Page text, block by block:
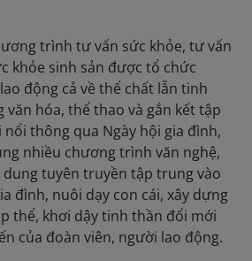
trình tư vấn sức khỏe, tư vấn
khỏe sinh sản được tổ chức
động cả về thể chất lẫn tinh
văn hóa, thể thao và gắn kết tập
thông qua Ngày hội gia đình,
nhiều chương trình văn nghệ,
tuyên truyền tập trung vào
đình, nuôi dạy con cái, xây dựng
thể, khơi dậy tinh thần đổi mới
của đoàn viên, người lao động.